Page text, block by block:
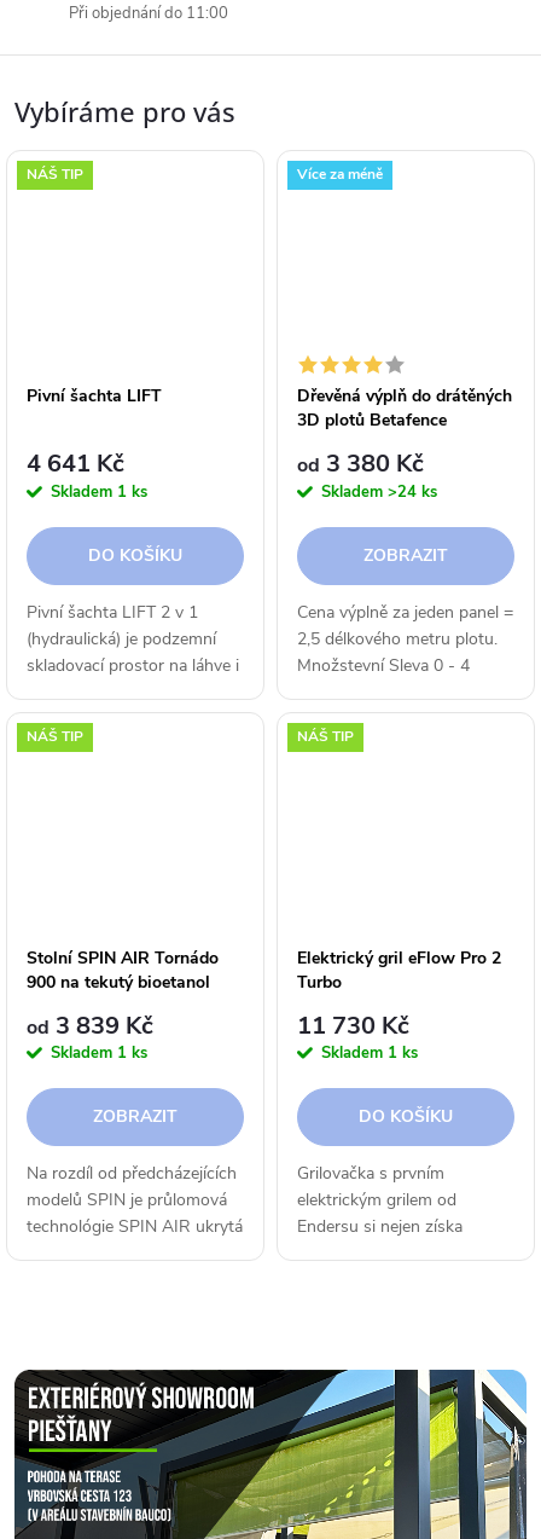
Při objednání do 11:00
Vybíráme pro vás
NÁŠ TIP
Pivní šachta LIFT
4 641 Kč
Skladem 1 ks
DO KOŠÍKU
Pivní šachta LIFT 2 v 1
(hydraulická) je podzemní
skladovací prostor na láhve i
nápoje. Je rozměrově
nenáročný a umožňuje
Více za méně
Dřevěná výplň do drátěných
3D plotů Betafence
od 3 380 Kč
Skladem >24 ks
ZOBRAZIT
Cena výplně za jeden panel =
2,5 délkového metru plotu.
Množstevní Sleva 0 - 4
0% 5 - 9 balíků - 5% 10+...
NÁŠ TIP
Stolní SPIN AIR Tornádo
900 na tekutý bioetanol
od 3 839 Kč
Skladem 1 ks
ZOBRAZIT
Na rozdíl od předcházejících
modelů SPIN je průlomová
technológie SPIN AIR ukrytá
NÁŠ TIP
Elektrický gril eFlow Pro 2
Turbo
11 730 Kč
Skladem 1 ks
DO KOŠÍKU
Grilovačka s prvním
elektrickým grilem od
Endersu si nejen získa